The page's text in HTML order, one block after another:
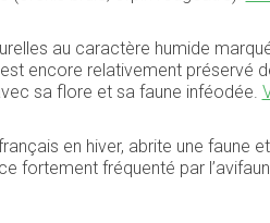
au caractère humide
encore relativement préservé
sa flore et sa faune inféodée.
en hiver, abrite une
fortement fréquenté par